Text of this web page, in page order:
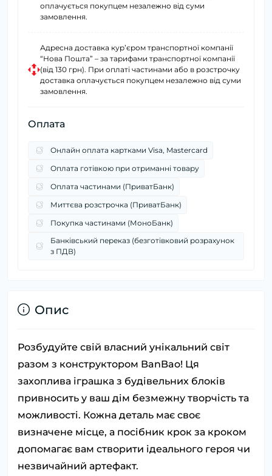
оплачується покупцем незалежно від суми
замовлення.
Адресна доставка курʼєром транспортної компанії
“Нова Пошта” – за тарифами транспортної компанії
(від 130 грн). При оплаті частинами або в розстрочку
доставка оплачується покупцем незалежно від суми
замовлення.
Оплата
Онлайн оплата картками Visa, Mastercard
Оплата готівкою при отриманні товару
Оплата частинами (ПриватБанк)
Миттєва розстрочка (ПриватБанк)
Покупка частинами (МоноБанк)
Банківський переказ (безготівковий розрахунок
з ПДВ)
Опис
Розбудуйте свій власний унікальний світ
разом з конструктором BanBao! Ця
захоплива іграшка з будівельних блоків
привносить у ваш дім безмежну творчість та
можливості. Кожна деталь має своє
визначене місце, а посібник крок за кроком
допомагає вам створити ідеального героя чи
незвичайний артефакт.